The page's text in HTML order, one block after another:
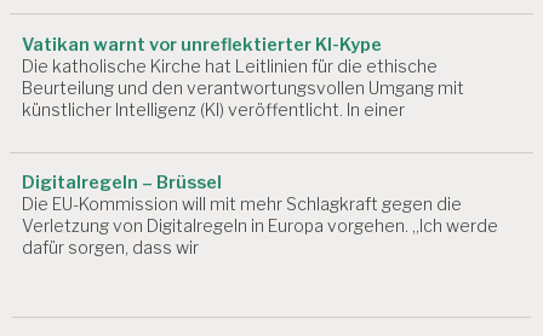
Vatikan warnt vor unreflektierter KI-Kype
Die katholische Kirche hat Leitlinien für die ethische
Beurteilung und den verantwortungsvollen Umgang mit
künstlicher Intelligenz (KI) veröffentlicht. In einer
Digitalregeln – Brüssel
Die EU-Kommission will mit mehr Schlagkraft gegen die
Verletzung von Digitalregeln in Europa vorgehen. „Ich werde
dafür sorgen, dass wir